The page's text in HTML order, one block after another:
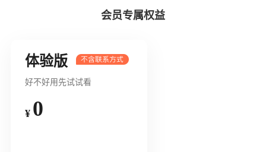
会员专属权益
体验版
好不好用先试试看
¥ 0